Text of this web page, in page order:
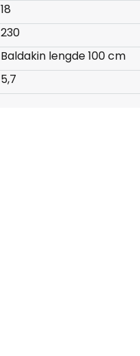
18
230
Baldakin lengde 100 cm
5,7